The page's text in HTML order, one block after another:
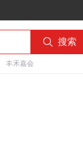
 搜索
丰禾嘉会